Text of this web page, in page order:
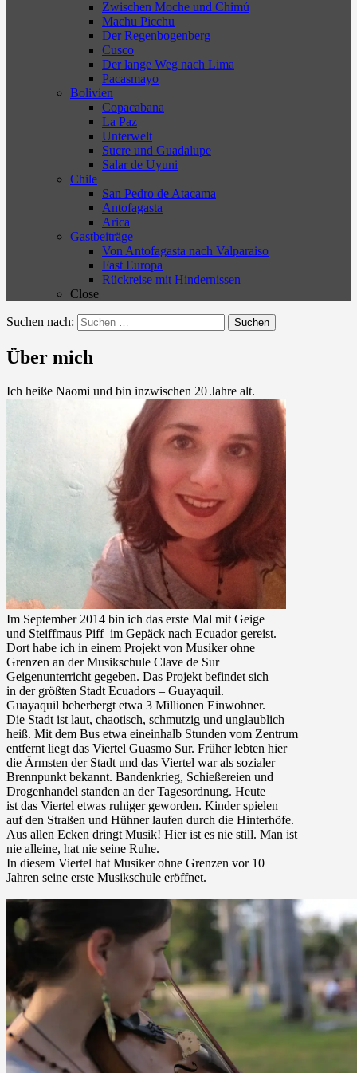
Zwischen Moche und Chimú
Machu Picchu
Der Regenbogenberg
Cusco
Der lange Weg nach Lima
Pacasmayo
Bolivien
Copacabana
La Paz
Unterwelt
Sucre und Guadalupe
Salar de Uyuni
Chile
San Pedro de Atacama
Antofagasta
Arica
Gastbeiträge
Von Antofagasta nach Valparaiso
Fast Europa
Rückreise mit Hindernissen
Close
Suchen nach:
Über mich
Ich heiße Naomi und bin inzwischen 20 Jahre alt.
Im September 2014 bin ich das erste Mal mit Geige
und Steiffmaus Piff im Gepäck nach Ecuador gereist.
Dort habe ich in einem Projekt von Musiker ohne
Grenzen an der Musikschule Clave de Sur
Geigenunterricht gegeben. Das Projekt befindet sich
in der größten Stadt Ecuadors – Guayaquil.
Guayaquil beherbergt etwa 3 Millionen Einwohner.
Die Stadt ist laut, chaotisch, schmutzig und unglaublich
heiß. Mit dem Bus etwa eineinhalb Stunden vom Zentrum
entfernt liegt das Viertel Guasmo Sur. Früher lebten hier
die Ärmsten der Stadt und das Viertel war als sozialer
Brennpunkt bekannt. Bandenkrieg, Schießereien und
Drogenhandel standen an der Tagesordnung. Heute
ist das Viertel etwas ruhiger geworden. Kinder spielen
auf den Straßen und Hühner laufen durch die Hinterhöfe.
Aus allen Ecken dringt Musik! Hier ist es nie still. Man ist
nie alleine, hat nie seine Ruhe.
In diesem Viertel hat Musiker ohne Grenzen vor 10
Jahren seine erste Musikschule eröffnet.